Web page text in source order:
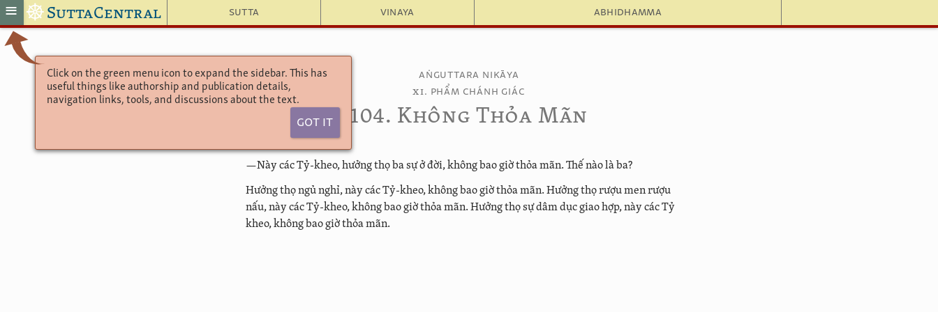
Sutta Vinaya Abhidhamma
≡ ☸ SuttaCentral
Click on the green menu icon to expand the sidebar. This has
useful things like authorship and publication details,
navigation links, tools, and discussions about the text.
Got It
Aṅguttara Nikāya
XI. Phẩm Chánh Giác
104. Không Thỏa Mãn
—Này các Tỷ-kheo, hưởng thọ ba sự ở đời, không bao giờ thỏa mãn. Thế nào là ba?
Hưởng thọ ngủ nghỉ, này các Tỷ-kheo, không bao giờ thỏa mãn. Hưởng thọ rượu men rượu
nấu, này các Tỷ-kheo, không bao giờ thỏa mãn. Hưởng thọ sự dâm dục giao hợp, này các Tỷ
kheo, không bao giờ thỏa mãn.